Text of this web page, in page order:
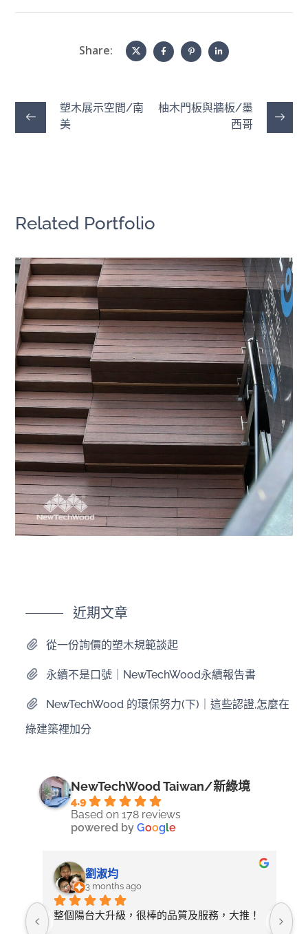
Share:
塑木展示空間/南
美
柚木門板與牆板/墨
西哥
Related Portfolio
首爾市政廳入口樓梯｜韓國
近期文章
從一份詢價的塑木規範談起
永續不是口號｜NewTechWood永續報告書
NewTechWood 的環保努力(下)｜這些認證,怎麼在
綠建築裡加分
NewTechWood Taiwan/新綠境
4.9
Based on 178 reviews
powered byGoogle
劉淑均
3 months ago
整個陽台大升級，很棒的品質及服務，大推！